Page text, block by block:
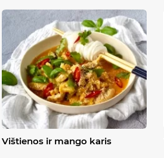
Vištienos ir mango karis